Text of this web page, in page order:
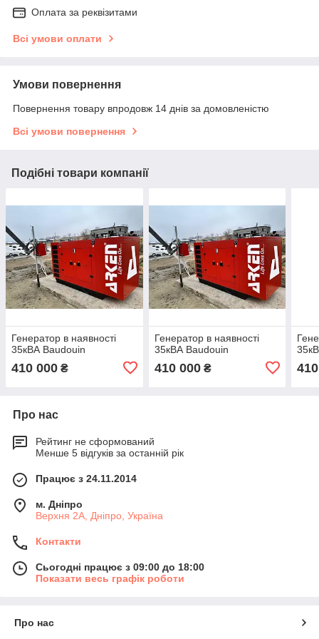
Оплата за реквізитами
Всі умови оплати
Умови повернення
Повернення товару впродовж 14 днів за домовленістю
Всі умови повернення
Подібні товари компанії
Генератор в наявності
35кВА Baudouin
410 000 ₴
Генератор в наявності
35кВА Baudouin
410 000₴
Про нас
Рейтинг не сформований
Менше 5 відгуків за останній рік
Працює з 24.11.2014
м. Дніпро
Верхня 2А, Дніпро, Україна
Контакти
Сьогодні працює з 09:00 до 18:00
Показати весь графік роботи
Про нас